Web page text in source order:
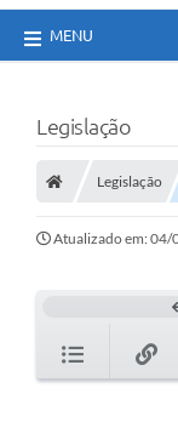
MENU
Legislação
Legislação
Atualizado em: